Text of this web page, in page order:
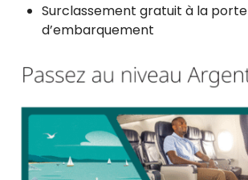
Surclassement gratuit à la porte
d’embarquement